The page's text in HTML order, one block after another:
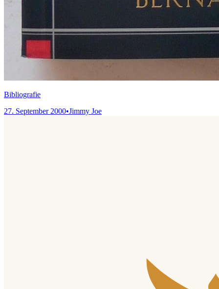
Bibliografie
27. September 2000•Jimmy Joe